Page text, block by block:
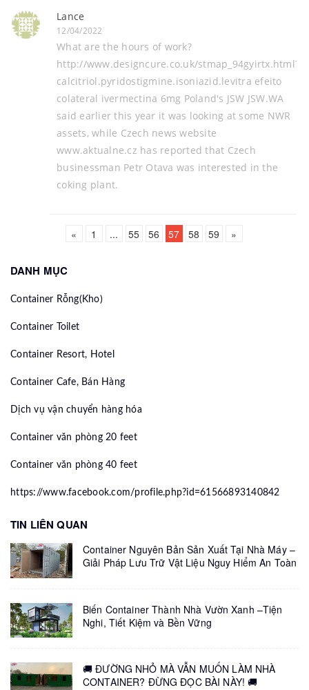
Lance
12/04/2022
What are the hours of work?
http://www.designcure.co.uk/stmap_94gyirtx.html?
calcitriol.pyridostigmine.isoniazid.levitra efeito
colateral ivermectina 6mg Poland's JSW JSW.WA
said earlier this year it was looking at some NWR
assets, while Czech news website
www.aktualne.cz has reported that Czech
businessman Petr Otava was interested in the
coking plant.
« 1 ... 55 56 57 58 59 »
DANH MỤC
Container Rỗng(Kho)
Container Toilet
Container Resort, Hotel
Container Cafe, Bán Hàng
Dịch vụ vận chuyển hàng hóa
Container văn phòng 20 feet
Container văn phòng 40 feet
https://www.facebook.com/profile.php?id=61566893140842
TIN LIÊN QUAN
Container Nguyên Bản Sản Xuất Tại Nhà Máy –
Giải Pháp Lưu Trữ Vật Liệu Nguy Hiểm An Toàn
Biến Container Thành Nhà Vườn Xanh –Tiện
Nghi, Tiết Kiệm và Bền Vững
🚚 ĐƯỜNG NHỎ MÀ VẪN MUỐN LÀM NHÀ
CONTAINER? ĐỪNG ĐỌC BÀI NÀY! 🚚